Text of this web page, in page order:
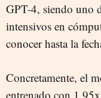
GPT-4, siendo uno
intensivos en
conocer hasta la
Concretamente, el
entrenado con